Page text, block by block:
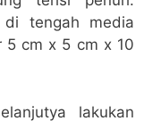
di tengah media
5 cm x 5 cm x 10
lakukan